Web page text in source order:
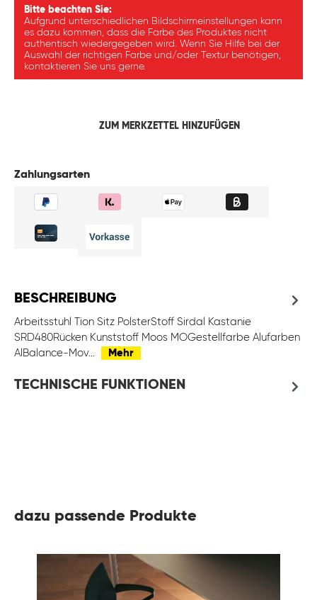
Bitte beachten Sie:
Aufgrund unterschiedlichen Bildschirmeinstellungen kann
es dazu kommen, dass die Farbe des Produktes nicht
authentisch wiedergegeben wird. Wenn Sie Hilfe bei der
Auswahl der richtigen Farbe und/oder Textur benötigen,
kontaktieren Sie uns gerne.
ZUM MERKZETTEL HINZUFÜGEN
Zahlungsarten
BESCHREIBUNG
Arbeitsstuhl Tion Sitz PolsterStoff Sirdal Kastanie
SRD480Rücken Kunststoff Moos MOGestellfarbe Alufarben
AlBalance-Mov…
Mehr
TECHNISCHE FUNKTIONEN
dazu passende Produkte